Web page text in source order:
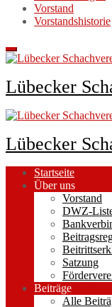
Vorstand
Vorstandshistorie
Lübecker
Lübecker
Startseite
Über uns
Vorstand
DWZ-
Satzung
Beiträge
Alle